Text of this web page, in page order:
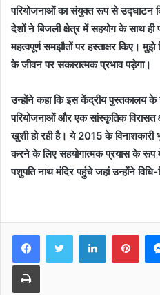
परियोजनाओं का संयुक्त रूप से उद्घाटन
देशों ने बिजली क्षेत्र में सहयोग के साथ ही
महत्वपूर्ण समझौतों पर हस्ताक्षर किए।
के जीवन पर सकारात्मक प्रभाव पड़ेगा।
उन्होंने कहा कि इस केंद्रीय पुस्तकालय
परियोजनाओं और एक सांस्कृतिक विरासत
खुशी हो रही है। ये 2015 के
करने के लिए सहयोगात्मक प्रयास के रूप
पशुपति नाथ मंदिर पहुंचे जहां उन्होंने
FacebookTwitter LinkedIn
Print